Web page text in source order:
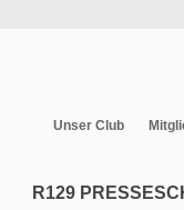
Unser Club
R129